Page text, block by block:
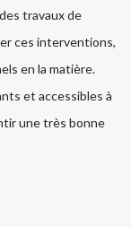
travaux de
ces interventions,
en la matière.
et accessibles à
une très bonne